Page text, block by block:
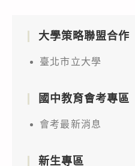
大學策略聯盟合作
臺北市立大學
國中教育會考專區
會考最新消息
新生專區